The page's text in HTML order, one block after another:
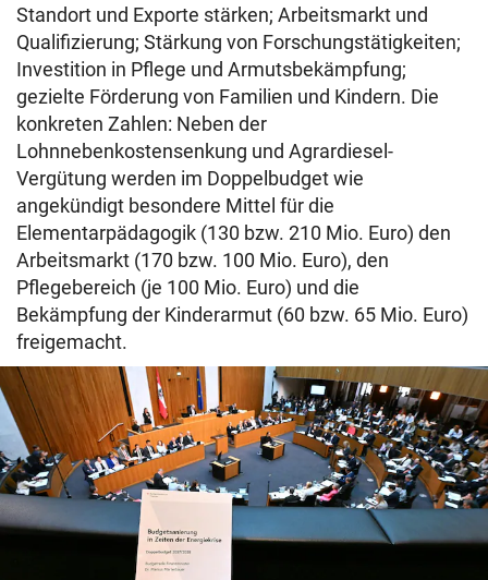
Standort und Exporte stärken; Arbeitsmarkt und
Qualifizierung; Stärkung von Forschungstätigkeiten;
Investition in Pflege und Armutsbekämpfung;
gezielte Förderung von Familien und Kindern. Die
konkreten Zahlen: Neben der
Lohnnebenkostensenkung und Agrardiesel-
Vergütung werden im Doppelbudget wie
angekündigt besondere Mittel für die
Elementarpädagogik (130 bzw. 210 Mio. Euro) den
Arbeitsmarkt (170 bzw. 100 Mio. Euro), den
Pflegebereich (je 100 Mio. Euro) und die
Bekämpfung der Kinderarmut (60 bzw. 65 Mio. Euro)
freigemacht.